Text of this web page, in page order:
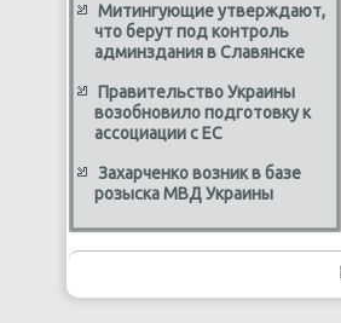
Митингующие утверждают,
что берут под контроль
админздания в Славянске
Правительство Украины
возобновило подготовку к
ассоциации с ЕС
Захарченко возник в базе
розыска МВД Украины